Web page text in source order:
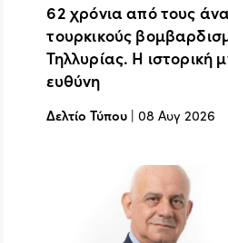
62 χρόνια από τους
τουρκικούς
Τηλλυρίας. Η ιστορική
ευθύνη
Δελτίο Τύπου |08 Αυγ 2026